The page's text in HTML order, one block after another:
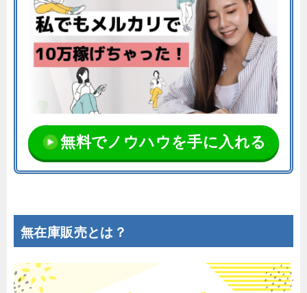
無料でノウハウを手に入れる
無在庫販売とは？